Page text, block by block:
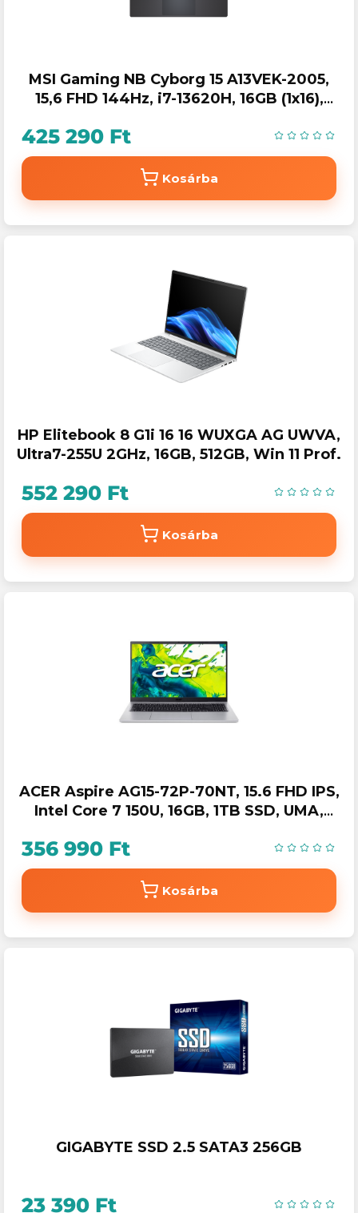
MSI Gaming NB Cyborg 15 A13VEK-2005,
15,6 FHD 144Hz, i7-13620H, 16GB (1x16),
425 290 Ft
Kosárba
HP Elitebook 8 G1i 16 16 WUXGA AG UWVA,
Ultra7-255U 2GHz, 16GB, 512GB, Win 11 Prof.
552 290 Ft
Kosárba
ACER Aspire AG15-72P-70NT, 15.6 FHD IPS,
Intel Core 7 150U, 16GB, 1TB SSD, UMA,
356 990 Ft
Kosárba
GIGABYTE SSD 2.5 SATA3 256GB
23 390 Ft